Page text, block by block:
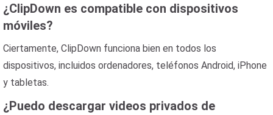
¿ClipDown es compatible con dispositivos
móviles?
Ciertamente, ClipDown funciona bien en todos los
dispositivos, incluidos ordenadores, teléfonos Android, iPhone
y tabletas.
¿Puedo descargar videos privados de